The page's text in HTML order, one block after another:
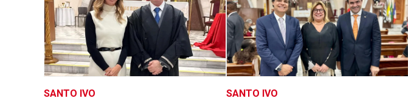
SANTO IVO SANTO IVO